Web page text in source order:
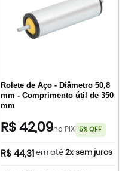
Rolete de Aço - Diâmetro 50,8
mm - Comprimento útil de 350
mm
R$ 42,09no PIX 5% OFF
R$ 44,31 em até 2x sem juros